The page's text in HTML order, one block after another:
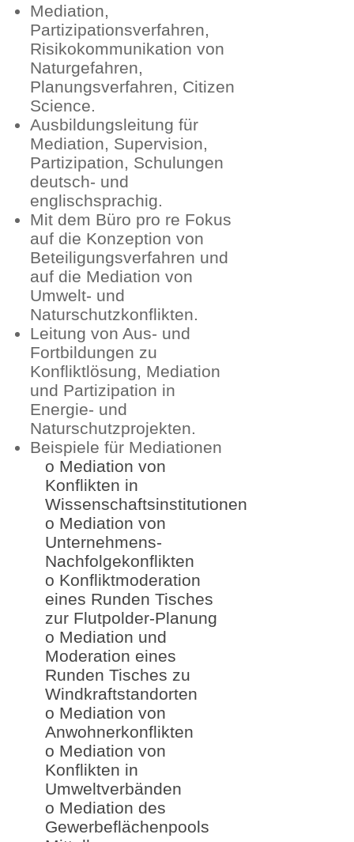
Mediation,
Partizipationsverfahren,
Risikokommunikation von
Naturgefahren,
Planungsverfahren, Citizen
Science.
Ausbildungsleitung für
Mediation, Supervision,
Partizipation, Schulungen
deutsch- und
englischsprachig.
Mit dem Büro pro re Fokus
auf die Konzeption von
Beteiligungsverfahren und
auf die Mediation von
Umwelt- und
Naturschutzkonflikten.
Leitung von Aus- und
Fortbildungen zu
Konfliktlösung, Mediation
und Partizipation in
Energie- und
Naturschutzprojekten.
Beispiele für Mediationen
o Mediation von
Konflikten in
Wissenschaftsinstitutionen
o Mediation von
Unternehmens-
Nachfolgekonflikten
o Konfliktmoderation
eines Runden Tisches
zur Flutpolder-Planung
o Mediation und
Moderation eines
Runden Tisches zu
Windkraftstandorten
o Mediation von
Anwohnerkonflikten
o Mediation von
Konflikten in
Umweltverbänden
o Mediation des
Gewerbeflächenpools